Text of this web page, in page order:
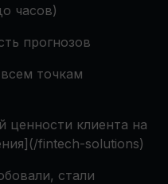
часов)
прогнозов
точкам
ценности клиента на
fintech-solutions)
стали